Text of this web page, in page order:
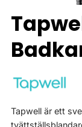
Tapwell är ett